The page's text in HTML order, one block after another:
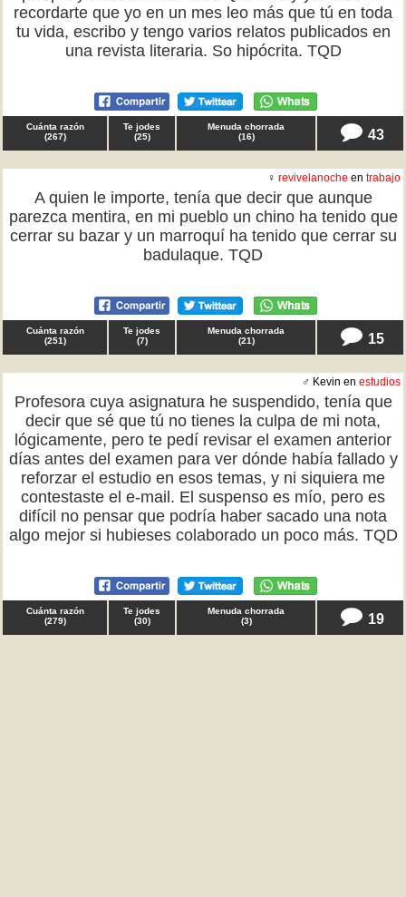
recordarte que yo en un mes leo más que tú en toda
tu vida, escribo y tengo varios relatos publicados en
una revista literaria. So hipócrita. TQD
Cuánta razón
(267)
Te jodes
(25)
Menuda chorrada
(16) 43
♀ revivelanoche en trabajo
A quien le importe, tenía que decir que aunque
parezca mentira, en mi pueblo un chino ha tenido que
cerrar su bazar y un marroquí ha tenido que cerrar su
badulaque. TQD
Cuánta razón
(251)
Te jodes
(7)
Menuda chorrada
(21) 15
♂ Kevin en estudios
Profesora cuya asignatura he suspendido, tenía que
decir que sé que tú no tienes la culpa de mi nota,
lógicamente, pero te pedí revisar el examen anterior
días antes del examen para ver dónde había fallado y
reforzar el estudio en esos temas, y ni siquiera me
contestaste el e-mail. El suspenso es mío, pero es
difícil no pensar que podría haber sacado una nota
algo mejor si hubieses colaborado un poco más. TQD
Cuánta razón
(279)
Te jodes
(30)
Menuda chorrada
(3) 19